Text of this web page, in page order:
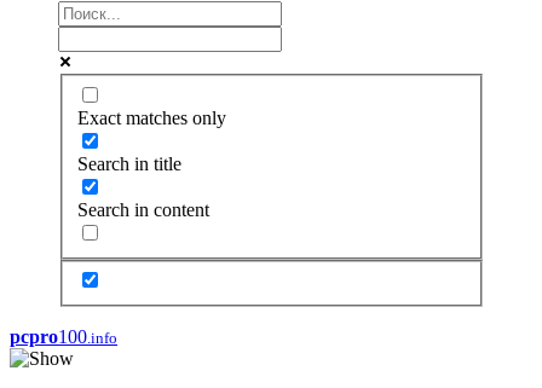
Exact matches only
Search in title
Search in content
pcpro100.info